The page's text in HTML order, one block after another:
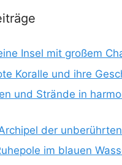
Insel mit großem
Koralle und ihre
und Strände in
der
im blauen